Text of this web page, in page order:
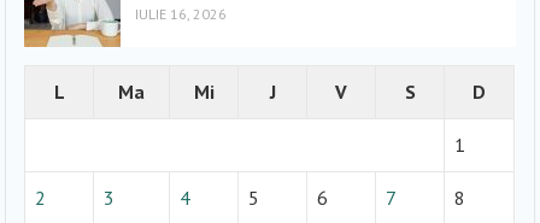
IULIE 16, 2026
L Ma Mi J V S D
1
2 3 4 5 6 7 8